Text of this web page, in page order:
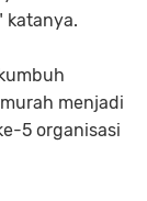
katanya.
menjadi
5 organisasi